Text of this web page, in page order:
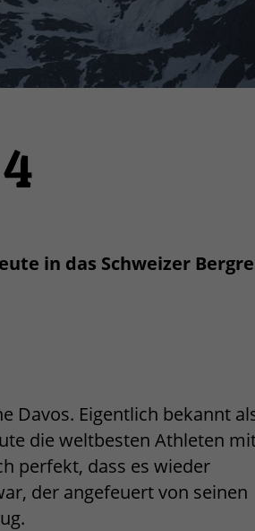
in das Schweizer
Davos. Eigentlich bekannt
die weltbesten Athleten
perfekt, dass es wieder
der angefeuert von seinen